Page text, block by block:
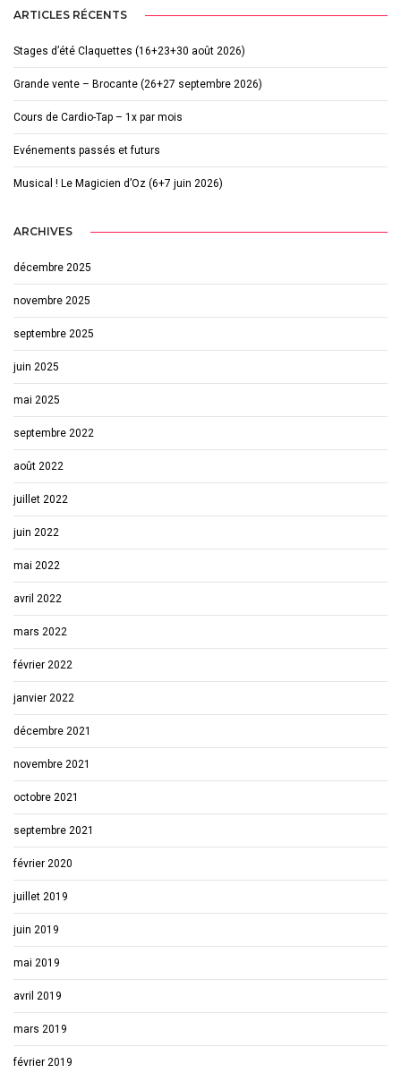
ARTICLES RÉCENTS
Stages d’été Claquettes (16+23+30 août 2026)
Grande vente – Brocante (26+27 septembre 2026)
Cours de Cardio-Tap – 1x par mois
Evénements passés et futurs
Musical ! Le Magicien d’Oz (6+7 juin 2026)
ARCHIVES
décembre 2025
novembre 2025
septembre 2025
juin 2025
mai 2025
septembre 2022
août 2022
juillet 2022
juin 2022
mai 2022
avril 2022
mars 2022
février 2022
janvier 2022
décembre 2021
novembre 2021
octobre 2021
septembre 2021
février 2020
juillet 2019
juin 2019
mai 2019
avril 2019
mars 2019
février 2019